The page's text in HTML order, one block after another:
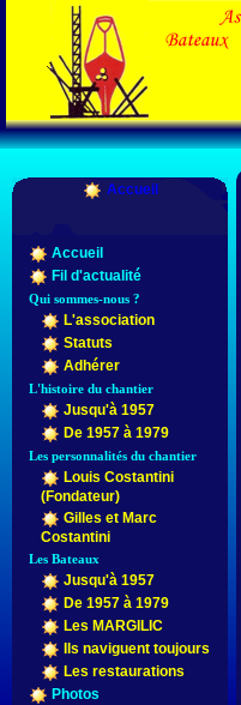
Accueil
Accueil
Fil d'actualité
Qui sommes-nous ?
L'association
Statuts
Adhérer
L'histoire du chantier
Jusqu'à 1957
De 1957 à 1979
Les personnalités du chantier
Louis Costantini
(Fondateur)
Gilles et Marc
Costantini
Les Bateaux
Jusqu'à 1957
De 1957 à 1979
Les MARGILIC
Ils naviguent toujours
Les restaurations
Photos